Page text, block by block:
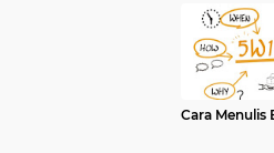
Cara Menulis